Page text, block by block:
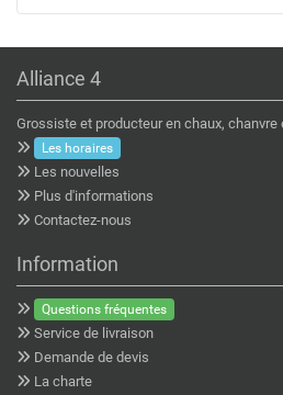
Alliance 4
Grossiste et producteur en chaux, chanvre
Les horaires
Les nouvelles
Plus d'informations
Contactez-nous
Information
Questions fréquentes
Service de livraison
Demande de devis
La charte